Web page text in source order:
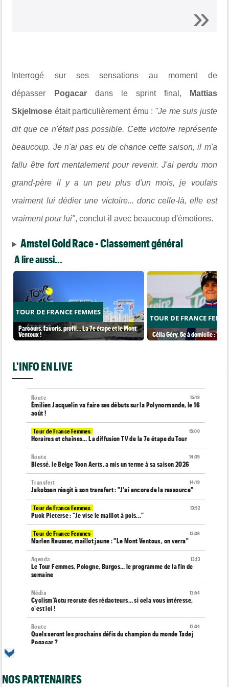
Interrogé sur ses sensations au moment de
dépasser Pogacardans le sprint final, Mattias
Skjelmose était particulièrement ému : "Je me suis juste
dit que ce n'était pas possible. Cette victoire représente
beaucoup. Je n'ai pas eu de chance cette saison, il m'a
fallu être fort mentalement pour revenir. J'ai perdu mon
grand-père il y a un peu plus d'un mois, je voulais
vraiment lui dédier une victoire... donc celle-là, elle est
vraiment pour lui", conclut-il avec beaucoup d'émotions.
Amstel Gold Race - Classement général
A lire aussi...
TOUR DE FRANCE FEMMES
Parcours, favoris, profil… La 7e étape et le Mont
Ventoux !
TOUR DE FRANCE
Célia Géry, 5e à domicile :
L'INFO EN LIVE
15:19
Route
Émilien Jacquelin va faire ses débuts sur la Polynormande, le 16
août !
15:00
Tour de France Femmes
Horaires et chaînes… La diffusion TV de la 7e étape du Tour
14:39
Route
Blessé, le Belge Toon Aerts, a mis un terme à sa saison 2026
14:19
Transfert
Jakobsen réagit à son transfert : "J'ai encore de la ressource"
13:52
Tour de France Femmes
Puck Pieterse : "Je vise le maillot à pois..."
13:36
Tour de France Femmes
Marlen Reusser, maillot jaune : "Le Mont Ventoux, on verra"
13:13
Agenda
Le Tour Femmes, Pologne, Burgos… le programme de la fin de
semaine
12:54
Média
Cyclism’Actu recrute des rédacteurs… si cela vous intéresse,
c'est ici !
12:34
Route
Quels seront les prochains défis du champion du monde Tadej
Pogacar ?
NOS PARTENAIRES